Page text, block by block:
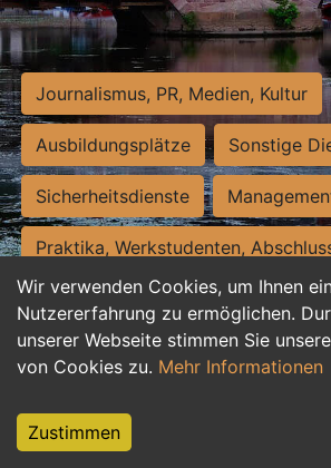
Wir verwenden Cookies, um Ihnen
Nutzererfahrung zu ermöglichen.
unserer Webseite stimmen Sie
von Cookies zu. Mehr Informationen
Zustimmen
Journalismus, PR, Medien, Kultur
Ausbildungsplätze Sonstige
Sicherheitsdienste
Praktika, Werkstudenten,
Personalwesen Assistenz,
Hilfskräfte, Aushilfs- und
Weiterbildung, Studium, duale